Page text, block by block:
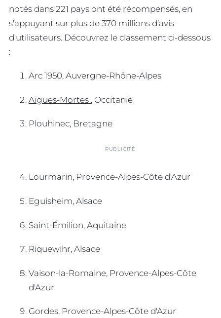
notés dans 221 pays ont été récompensés, en
s'appuyant sur plus de 370 millions d'avis
d'utilisateurs. Découvrez le classement ci-dessous
:
Arc 1950, Auvergne-Rhône-Alpes
Aigues-Mortes , Occitanie
Plouhinec, Bretagne
PUBLICITÉ
Lourmarin, Provence-Alpes-Côte d'Azur
Eguisheim, Alsace
Saint-Émilion, Aquitaine
Riquewihr, Alsace
Vaison-la-Romaine, Provence-Alpes-Côte
d'Azur
Gordes, Provence-Alpes-Côte d'Azur